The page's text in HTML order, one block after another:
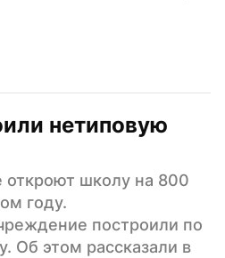
нетиповую
откроют школу на 800
году.
построили по
Об этом рассказали в